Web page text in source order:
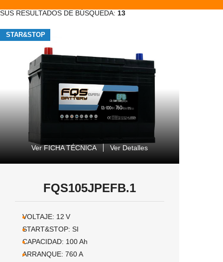
SUS RESULTADOS DE BÚSQUEDA: 13
STAR&STOP
Ver FICHA TÉCNICA Ver Detalles
FQS105JPEFB.1
VOLTAJE: 12 V
START&STOP: SI
CAPACIDAD: 100Ah
ARRANQUE: 760A